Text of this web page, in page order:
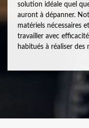
solution idéale quel
auront à dépanner.
matériels nécessaires
travailler avec
habitués à réaliser